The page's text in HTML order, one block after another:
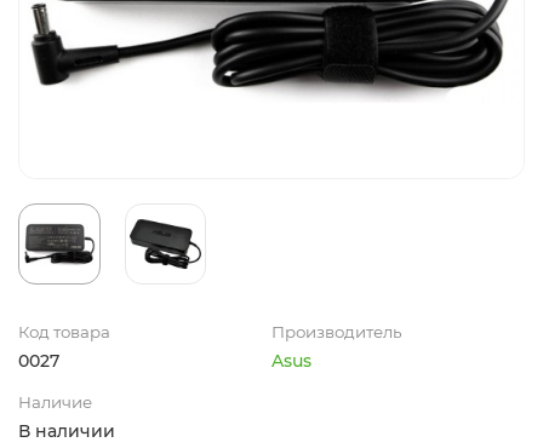
Код товара
0027
Производитель
Asus
Наличие
В наличии